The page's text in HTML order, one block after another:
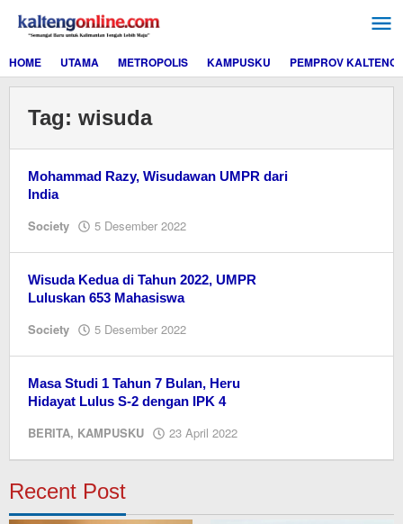
konten
HOME
UTAMA METROPOLIS KAMPUSKU PEMPROV KALTENG
Tag: wisuda
Mohammad Razy, Wisudawan UMPR dari
India
Society 5 Desember 2022
Wisuda Kedua di Tahun 2022, UMPR
Luluskan 653 Mahasiswa
Society 5 Desember 2022
Masa Studi 1 Tahun 7 Bulan, Heru
Hidayat Lulus S-2 dengan IPK 4
BERITA, KAMPUSKU 23 April 2022
dua
Recent Post